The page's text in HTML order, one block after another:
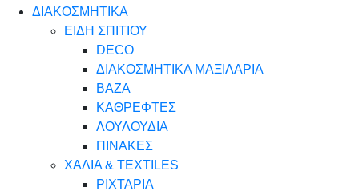
ΔΙΑΚΟΣΜΗΤΙΚΑ
ΕΙΔΗ ΣΠΙΤΙΟΥ
DECO
ΔΙΑΚΟΣΜΗΤΙΚΑ ΜΑΞΙΛΑΡΙΑ
ΒΑΖΑ
ΚΑΘΡΕΦΤΕΣ
ΛΟΥΛΟΥΔΙΑ
ΠΙΝΑΚΕΣ
ΧΑΛΙΑ & TEXTILES
ΡΙΧΤΑΡΙΑ